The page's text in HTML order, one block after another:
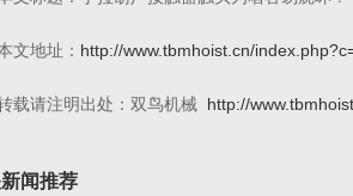
文地址： http://www.tbmhoist.cn/
载请注明出处：双鸟机械 http://
闻推荐